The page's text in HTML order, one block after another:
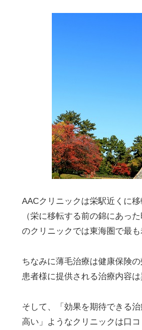
AACクリニックは栄駅近くに
（栄に移転する前の錦にあっ
のクリニックでは東海圏で最も
ちなみに薄毛治療は健康保険
患者様に提供される治療内容は
そして、「効果を期待できる
高い」ようなクリニックは口